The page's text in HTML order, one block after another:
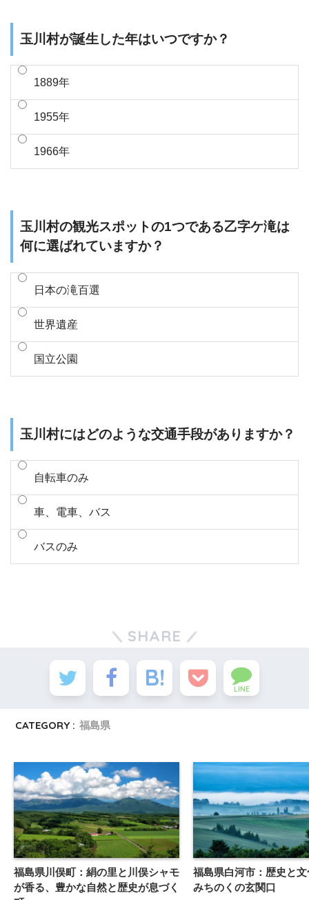
玉川村が誕生した年はいつですか？
1889年
1955年
1966年
玉川村の観光スポットの1つである乙字ケ滝は
何に選ばれていますか？
日本の滝百選
世界遺産
国立公園
玉川村にはどのような交通手段がありますか？
自転車のみ
車、電車、バス
バスのみ
SHARE
LINE
CATEGORY : 福島県
福島県川俣町：絹の里と川俣シャモ
が香る、豊かな自然と歴史が息づく
福島県白河市：歴史と
みちのくの玄関口